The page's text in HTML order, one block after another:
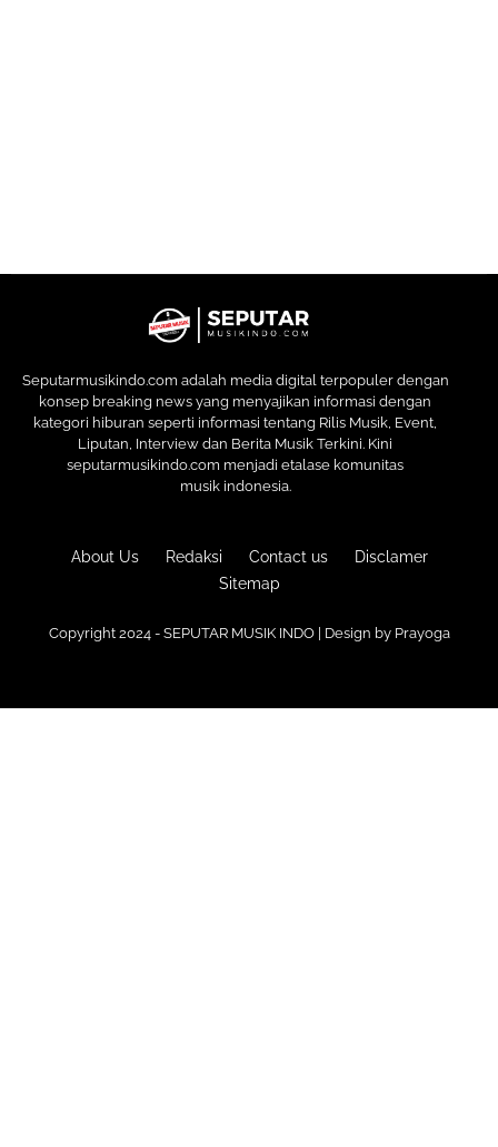
Seputarmusikindo.com adalah media digital terpopuler dengan
konsep breaking news yang menyajikan informasi dengan
kategori hiburan seperti informasi tentang Rilis Musik, Event,
Liputan, Interview dan Berita Musik Terkini. Kini
seputarmusikindo.com menjadi etalase komunitas
musik indonesia.
Copyright 2024 - SEPUTAR MUSIK INDO | Design by Prayoga
About Us Redaksi Contact us
Disclamer
Sitemap